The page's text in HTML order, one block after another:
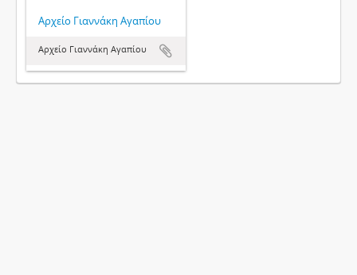
Αρχείο Γιαννάκη Αγαπίου
Αρχείο Γιαννάκη Αγαπίου